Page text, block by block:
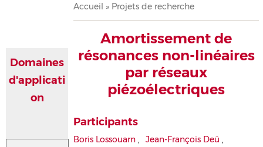
Fil
d'Ariane
Accueil Projets de recherche
Amortissement de
résonances non-linéaires
par réseaux
piézoélectriques
Participants
Boris Lossouarn , Jean-François Deü ,
Domaines
d'applicati
on